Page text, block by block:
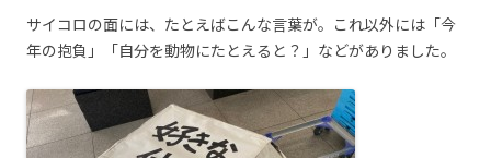
サイコロの面には、たとえばこんな言葉が。これ以外には「今
年の抱負」「自分を動物にたとえると？」などがありました。